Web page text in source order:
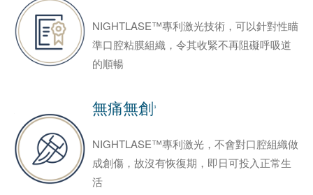
NIGHTLASE™專利激光技術，可以針對性瞄
準口腔粘膜組織，令其收緊不再阻礙呼吸道
的順暢
無痛無創 3
NIGHTLASE™專利激光，不會對口腔組織做
成創傷，故沒有恢復期，即日可投入正常生
活